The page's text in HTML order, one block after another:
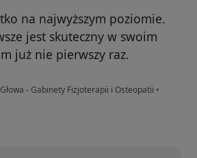
na najwyższym poziomie.
jest skuteczny w swoim
już nie pierwszy raz.
- Gabinety Fizjoterapii i Osteopatii •